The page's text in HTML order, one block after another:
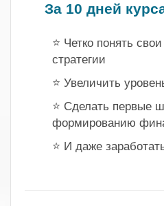
За 10 дней
⭐ Четко понять
стратегии
⭐ Увеличить
⭐ Сделать первые
формированию
⭐ И даже